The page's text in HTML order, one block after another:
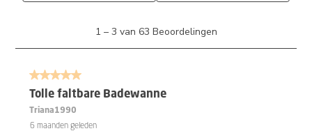
3
Beoordelingen.
1 – 3 van 63 Beoordelingen
5 van 5 sterren.
Tolle faltbare Badewanne
Triana1990
6 maanden geleden